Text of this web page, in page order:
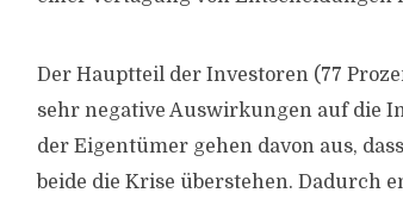
Der Hauptteil der Investoren (77
sehr negative Auswirkungen auf die
der Eigentümer gehen davon aus,
beide die Krise überstehen. Dadurch